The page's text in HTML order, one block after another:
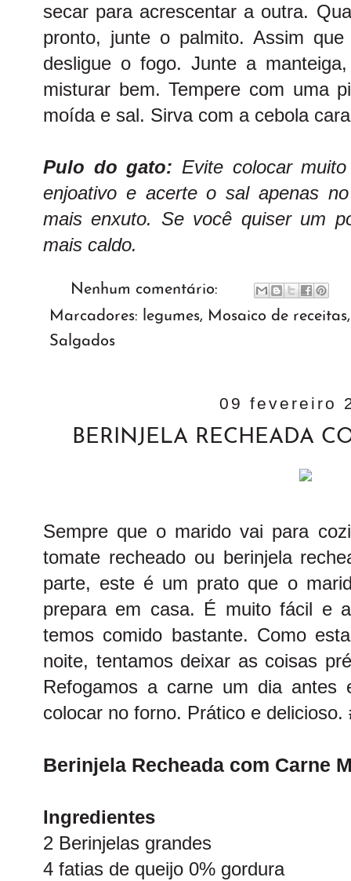
secar para acrescentar a outra.
pronto, junte o palmito. Assim
desligue o fogo. Junte a
misturar bem. Tempere com uma
moída e sal. Sirva com a cebola
Pulo do gato: Evite colocar
enjoativo e acerte o sal apenas
mais enxuto. Se você quiser um
mais caldo.
Nenhum comentário:
Marcadores:
legumes, Mosaico de receitas
Salgados
09 fevereiro
BERINJELA RECHEADA
Sempre que o marido vai para
tomate recheado ou berinjela
parte, este é um prato que o
prepara em casa. É muito fácil e
temos comido bastante. Como
noite, tentamos deixar as coisas
Refogamos a carne um dia
colocar no forno. Prático e delicioso.
Berinjela Recheada com Carne
Ingredientes
2 Berinjelas grandes
4 fatias de queijo 0% gordura